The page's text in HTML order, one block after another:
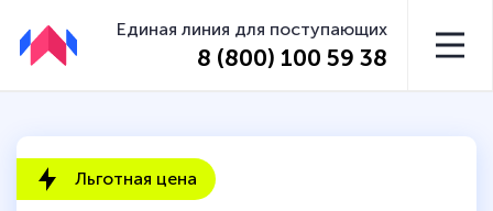
Единая линия для поступающих
8 (800) 100 59 38
Льготная цена